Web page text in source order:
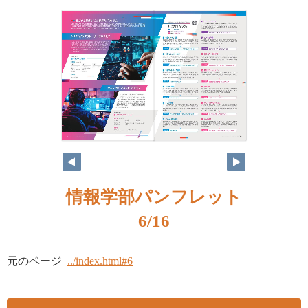
情報学部パンフレット
6/16
元のページ ../index.html#6